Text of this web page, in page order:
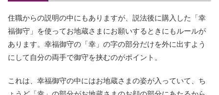
住職からの説明の中にもありますが、説法後に購入した「幸
福御守」を使ってお地蔵さまにお願いするときにもルールが
あります。幸福御守の「幸」の字の部分だけを外に出すよう
にして自分の両手で御守を挟むのがポイント。
これは、幸福御守の中にはお地蔵さまの姿が入っていて、ち